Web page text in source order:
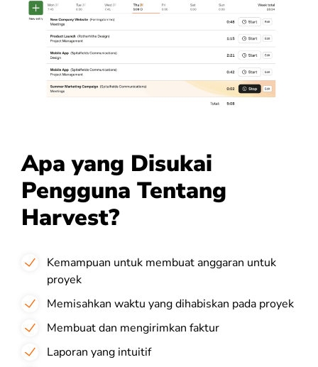
Apa yang Disukai
Pengguna Tentang
Harvest?
Kemampuan untuk membuat anggaran untuk
proyek
Memisahkan waktu yang dihabiskan pada proyek
Membuat dan mengirimkan faktur
Laporan yang intuitif